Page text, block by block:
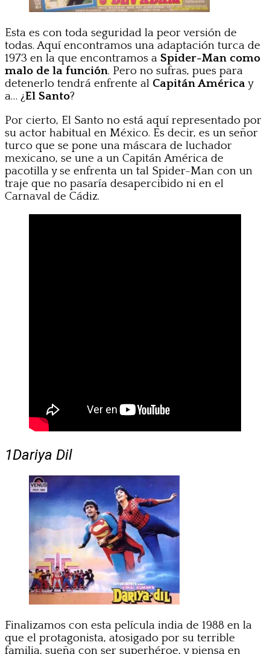
Esta es con toda seguridad la peor versión de
todas. Aquí encontramos una adaptación turca de
1973 en la que encontramos a Spider-Man como
malo de la función. Pero no sufras, pues para
detenerlo tendrá enfrente al Capitán Américay
a… ¿El Santo?
Por cierto, El Santo no está aquí representado por
su actor habitual en México. Es decir, es un señor
turco que se pone una máscara de luchador
mexicano, se une a un Capitán América de
pacotilla y se enfrenta un tal Spider-Man con un
traje que no pasaría desapercibido ni en el
Carnaval de Cádiz.
1Dariya Dil
Finalizamos con esta película india de 1988 en la
que el protagonista, atosigado por su terrible
familia, sueña con ser superhéroe, y piensa en